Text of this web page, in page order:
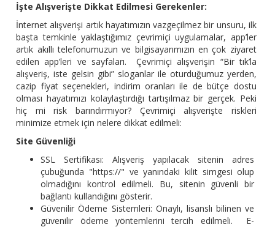
İşte Alışverişte Dikkat Edilmesi Gerekenler:
İnternet alışverişi artık hayatımızın vazgeçilmez bir unsuru, ilk
başta temkinle yaklaştığımız çevrimiçi uygulamalar, app’ler
artık akıllı telefonumuzun ve bilgisayarımızın en çok ziyaret
edilen app’leri ve sayfaları. Çevrimiçi alışverişin “Bir tık’la
alışveriş, iste gelsin gibi” sloganlar ile oturduğumuz yerden,
cazip fiyat seçenekleri, indirim oranları ile de bütçe dostu
olması hayatımızı kolaylaştırdığı tartışılmaz bir gerçek. Peki
hiç mi risk barındırmıyor? Çevrimiçi alışverişte riskleri
minimize etmek için nelere dikkat edilmeli:
Site Güvenliği
SSL Sertifikası: Alışveriş yapılacak sitenin adres
çubuğunda "https://" ve yanındaki kilit simgesi olup
olmadığını kontrol edilmeli. Bu, sitenin güvenli bir
bağlantı kullandığını gösterir.
Güvenilir Ödeme Sistemleri: Onaylı, lisanslı bilinen ve
güvenilir ödeme yöntemlerini tercih edilmeli. E-